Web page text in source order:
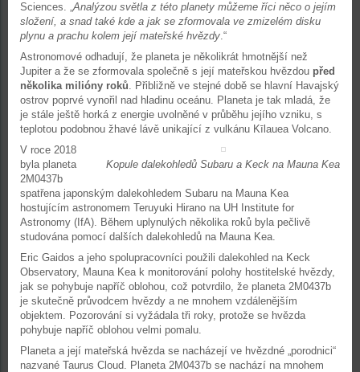
Sciences. „Analýzou světla z této planety můžeme říci něco o jejím
složení, a snad také kde a jak se zformovala ve zmizelém disku
plynu a prachu kolem její mateřské hvězdy.“
Astronomové odhadují, že planeta je několikrát hmotnější než
Jupiter a že se zformovala společně s její mateřskou hvězdou před
několika milióny roků. Přibližně ve stejné době se hlavní Havajský
ostrov poprvé vynořil nad hladinu oceánu. Planeta je tak mladá, že
je stále ještě horká z energie uvolněné v průběhu jejího vzniku, s
teplotou podobnou žhavé lávě unikající z vulkánu Kīlauea Volcano.
Kopule dalekohledů Subaru a Keck na Mauna Kea
V roce 2018
byla planeta
2M0437b
spatřena japonským dalekohledem Subaru na Mauna Kea
hostujícím astronomem Teruyuki Hirano na UH Institute for
Astronomy (IfA). Během uplynulých několika roků byla pečlivě
studována pomocí dalších dalekohledů na Mauna Kea.
Eric Gaidos a jeho spolupracovníci použili dalekohled na Keck
Observatory, Mauna Kea k monitorování polohy hostitelské hvězdy,
jak se pohybuje napříč oblohou, což potvrdilo, že planeta 2M0437b
je skutečně průvodcem hvězdy a ne mnohem vzdálenějším
objektem. Pozorování si vyžádala tři roky, protože se hvězda
pohybuje napříč oblohou velmi pomalu.
Planeta a její mateřská hvězda se nacházejí ve hvězdné „porodnici“
nazvané Taurus Cloud. Planeta 2M0437b se nachází na mnohem